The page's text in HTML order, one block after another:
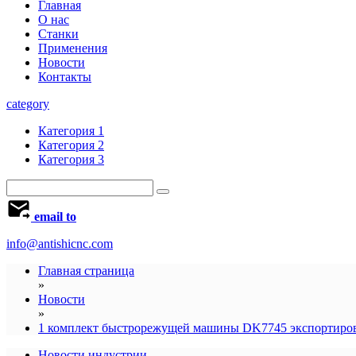
Главная
О нас
Станки
Применения
Новости
Контакты
category
Категория 1
Категория 2
Категория 3
email to
info@antishicnc.com
Главная страница
»
Новости
»
1 комплект быстрорежущей машины DK7745